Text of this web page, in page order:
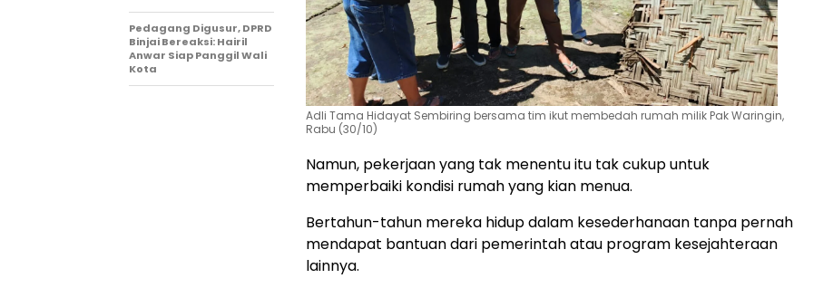
Adli Tama Hidayat Sembiring bersama tim ikut membedah rumah milik Pak Waringin,
Rabu (30/10)
Namun, pekerjaan yang tak menentu itu tak cukup untuk
memperbaiki kondisi rumah yang kian menua.
Bertahun-tahun mereka hidup dalam kesederhanaan tanpa pernah
mendapat bantuan dari pemerintah atau program kesejahteraan
lainnya.
Pedagang Digusur, DPRD
Binjai Bereaksi: Hairil
Anwar Siap Panggil Wali
Kota